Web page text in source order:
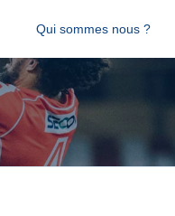
Qui sommes nous ?